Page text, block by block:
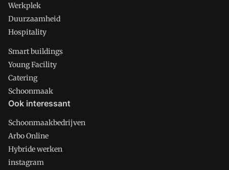
Werkplek
Duurzaamheid
Hospitality
Smart buildings
Young Facility
Catering
Schoonmaak
Ook interessant
Schoonmaakbedrijven
Arbo Online
Hybride werken
instagram